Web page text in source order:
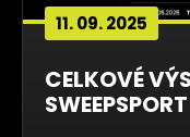
11. 09. 2025
CELKOVÉ